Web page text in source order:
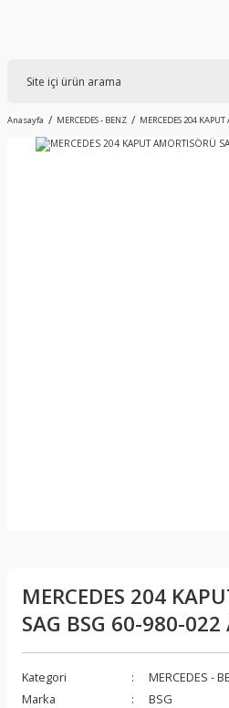
Anasayfa MERCEDES - BENZ MERCEDES 204
MERCEDES 204
SAG BSG 60-980-
Kategori
MERCEDES -
Marka
BSG